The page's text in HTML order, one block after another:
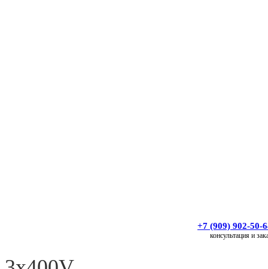
+7 (909) 902-50-
консультация и